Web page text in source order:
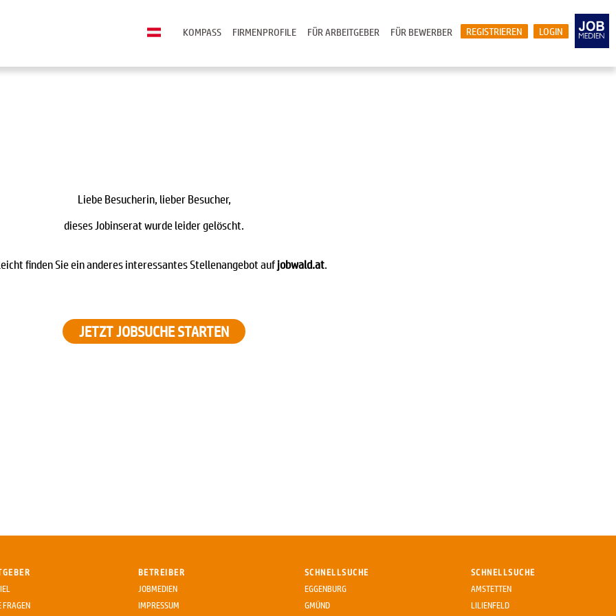
LOGIN
REGISTRIEREN
FÜR BEWERBER
FÜR ARBEITGEBER
FIRMENPROFILE
KOMPASS
Liebe Besucherin, lieber Besucher,
dieses Jobinserat wurde leider gelöscht.
finden Sie ein anderes interessantes Stellenangebot aufjobwald.at
JETZT JOBSUCHE STARTEN
FRAGEN
BETREIBER
JOBMEDIEN
IMPRESSUM
SCHNELLSUCHE
EGGENBURG
GMÜND
SCHNELLSUCHE
AMSTETTEN
LILIENFELD